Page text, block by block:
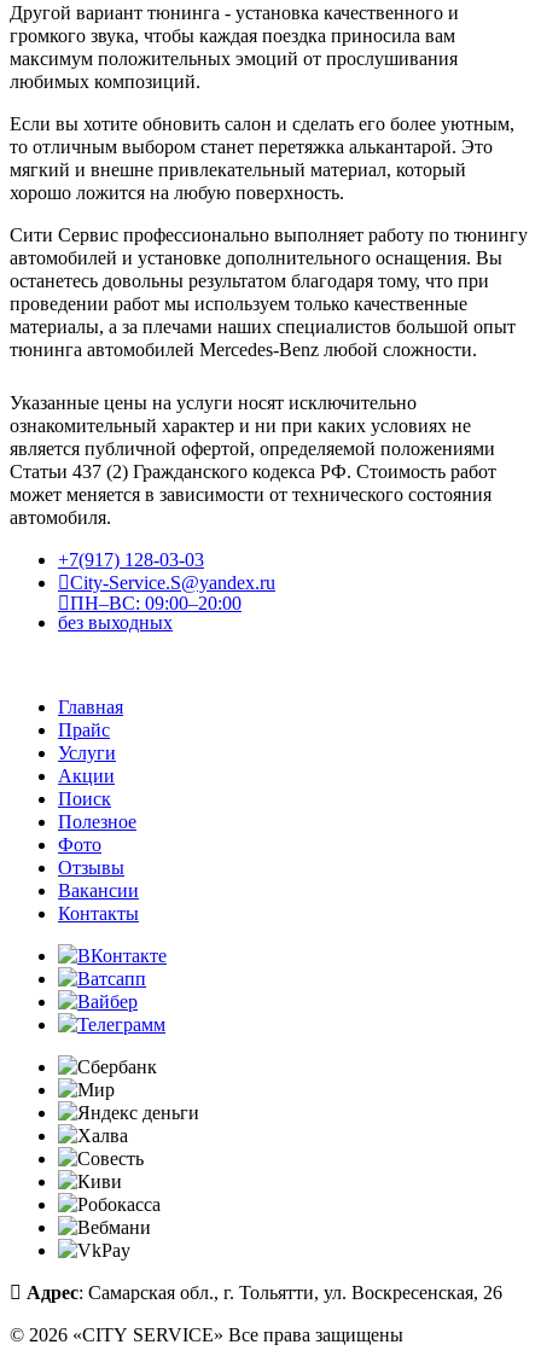
Другой вариант тюнинга - установка качественного и
громкого звука, чтобы каждая поездка приносила вам
максимум положительных эмоций от прослушивания
любимых композиций.
Если вы хотите обновить салон и сделать его более уютным,
то отличным выбором станет перетяжка алькантарой. Это
мягкий и внешне привлекательный материал, который
хорошо ложится на любую поверхность.
Сити Сервис профессионально выполняет работу по тюнингу
автомобилей и установке дополнительного оснащения. Вы
останетесь довольны результатом благодаря тому, что при
проведении работ мы используем только качественные
материалы, а за плечами наших специалистов большой опыт
тюнинга автомобилей Mercedes-Benz любой сложности.
Указанные цены на услуги носят исключительно
ознакомительный характер и ни при каких условиях не
является публичной офертой, определяемой положениями
Статьи 437 (2) Гражданского кодекса РФ. Стоимость работ
может меняется в зависимости от технического состояния
автомобиля.
+7(917) 128-03-03
City-Service.S@yandex.ru
ПН–ВС: 09:00–20:00
без выходных
Главная
Прайс
Услуги
Акции
Поиск
Полезное
Фото
Отзывы
Вакансии
Контакты
Адрес: Самарская обл., г. Тольятти, ул. Воскресенская, 26
© 2026 «CITY SERVICE» Все права защищены